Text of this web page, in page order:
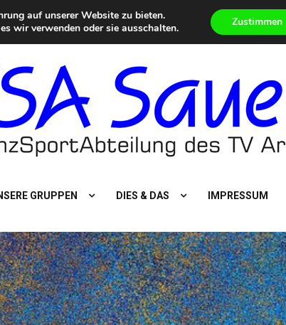
Special – Urlaub vom Alltag Aktuelle Termine im Überblick
GRUPPEN DIES & DAS IMPRESSUM
auf unserer Website zu bieten.
wir verwenden oder sie ausschalten. Zustimmen